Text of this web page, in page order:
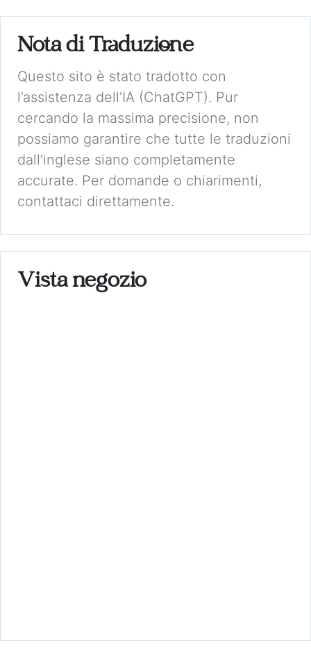
Nota di Traduzione
Questo sito è stato tradotto con
l’assistenza dell’IA (ChatGPT). Pur
cercando la massima precisione, non
possiamo garantire che tutte le traduzioni
dall’inglese siano completamente
accurate. Per domande o chiarimenti,
contattaci direttamente.
Vista negozio